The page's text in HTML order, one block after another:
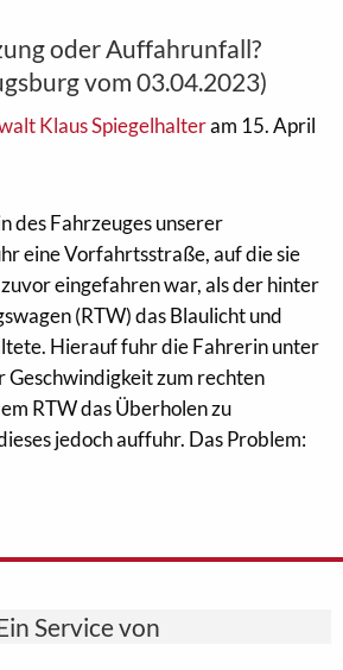
oder Auffahrunfall?
vom 03.04.2023)
Klaus Spiegelhalteram 15. April
des Fahrzeuges unserer
eine Vorfahrtsstraße, auf die sie
eingefahren war, als der hinter
(RTW) das Blaulicht und
Hierauf fuhr die Fahrerin unter
Geschwindigkeit zum rechten
RTW das Überholen zu
jedoch auffuhr. Das Problem:
Service von